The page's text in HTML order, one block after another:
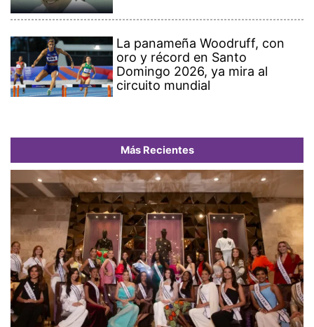
La panameña Woodruff, con
oro y récord en Santo
Domingo 2026, ya mira al
circuito mundial
Más Recientes